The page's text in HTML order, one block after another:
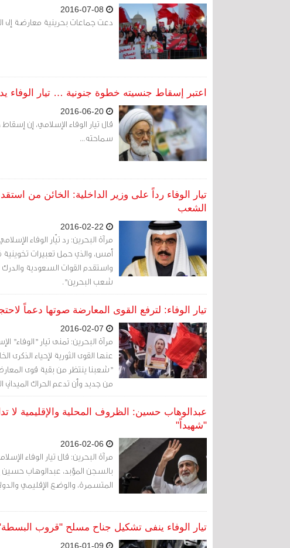
دعت جماعات بحرينية معارضة إلى
اعتبر إسقاط جنسيته خطوة جنونية … تيار الوفاء
قال تيار الوفاء الإسلامي، إن
سماحته...
تيار الوفاء رداً على وزير الداخلية: الخائن من
الشعب
مرآة البحرين: رد تيّار الوفاء
أمس، والذي حمل تعبيرات تخوينية
واستقدم القوات السعودية والدرك
شعب البحرين".
تيار الوفاء: لترفع القوى المعارضة صوتها دعماً لاحتجاجات
مرآة البحرين: تمنى تيار "الوفاء"
"شعبنا ينتظر من بقية قوى
من جديد وأن تدعم الحراك
عبدالوهاب حسين: الظروف المحلية والإقليمية
"شهيداً"
مرآة البحرين: قال تيار الوفاء
بالسجن المؤبد، عبدالوهاب حسين
المتسمرة، والوضع الإقليمي
تيار الوفاء ينفى تشكيل جناح مسلح "قروب